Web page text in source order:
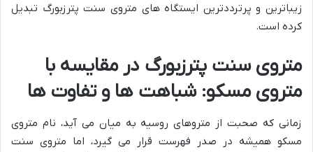
زیباترین و پرترددترین ایستگاه های متروی سنت پترزبورگ تبدیل
کرده است.
متروی سنت پترزبورگ در مقایسه با
متروی مسکو: شباهت ها و تفاوت ها
زمانی که صحبت از متروهای روسیه به میان می آید، نام متروی
مسکو همیشه در صدر فهرست قرار می گیرد، اما متروی سنت